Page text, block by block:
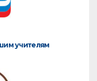
учителям